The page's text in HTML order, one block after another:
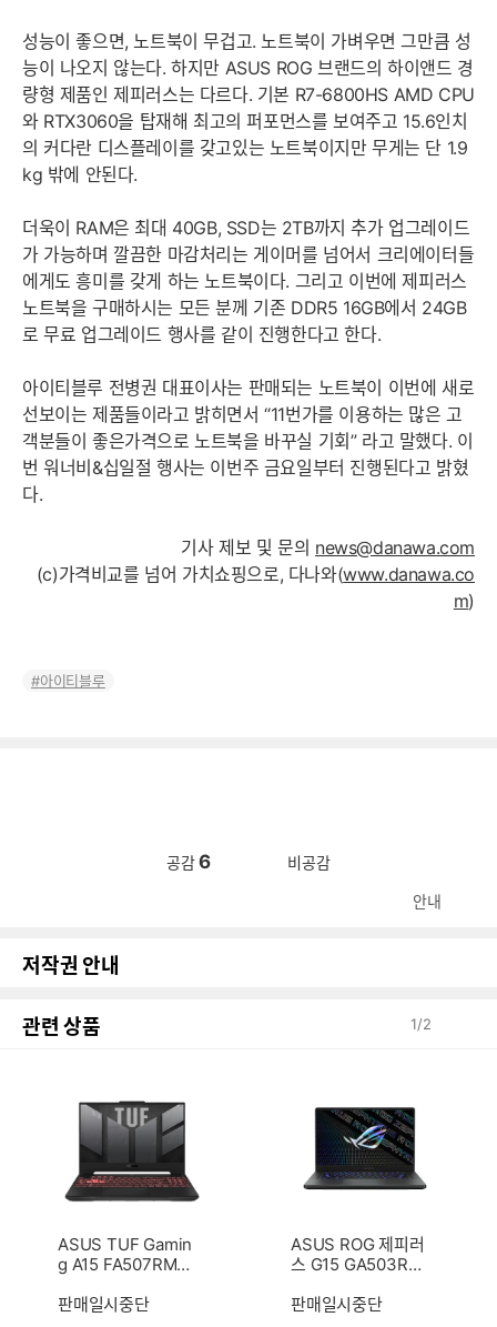
성능이 좋으면, 노트북이 무겁고. 노트북이 가벼우면 그만큼 성
능이 나오지 않는다. 하지만 ASUS ROG 브랜드의 하이앤드 경
량형 제품인 제피러스는 다르다. 기본 R7-6800HS AMD CPU
와 RTX3060을 탑재해 최고의 퍼포먼스를 보여주고 15.6인치
의 커다란 디스플레이를 갖고있는 노트북이지만 무게는 단 1.9
kg 밖에 안된다.
더욱이 RAM은 최대 40GB, SSD는 2TB까지 추가 업그레이드
가 가능하며 깔끔한 마감처리는 게이머를 넘어서 크리에이터들
에게도 흥미를 갖게 하는 노트북이다. 그리고 이번에 제피러스
노트북을 구매하시는 모든 분께 기존 DDR5 16GB에서 24GB
로 무료 업그레이드 행사를 같이 진행한다고 한다.
아이티블루 전병권 대표이사는 판매되는 노트북이 이번에 새로
선보이는 제품들이라고 밝히면서 “11번가를 이용하는 많은 고
객분들이 좋은가격으로 노트북을 바꾸실 기회” 라고 말했다. 이
번 워너비&십일절 행사는 이번주 금요일부터 진행된다고 밝혔
다.
기사 제보 및 문의 news@danawa.com
(c)가격비교를 넘어 가치쇼핑으로, 다나와(www.danawa.co
m)
아이티블루
공감6 비공감
안내
저작권 안내
관련 상품 1/2
ASUS TUF Gamin
g A15 FA507RM-
판매일시중단
ASUS ROG 제피러
스 G15 GA503RW
TB)
판매일시중단